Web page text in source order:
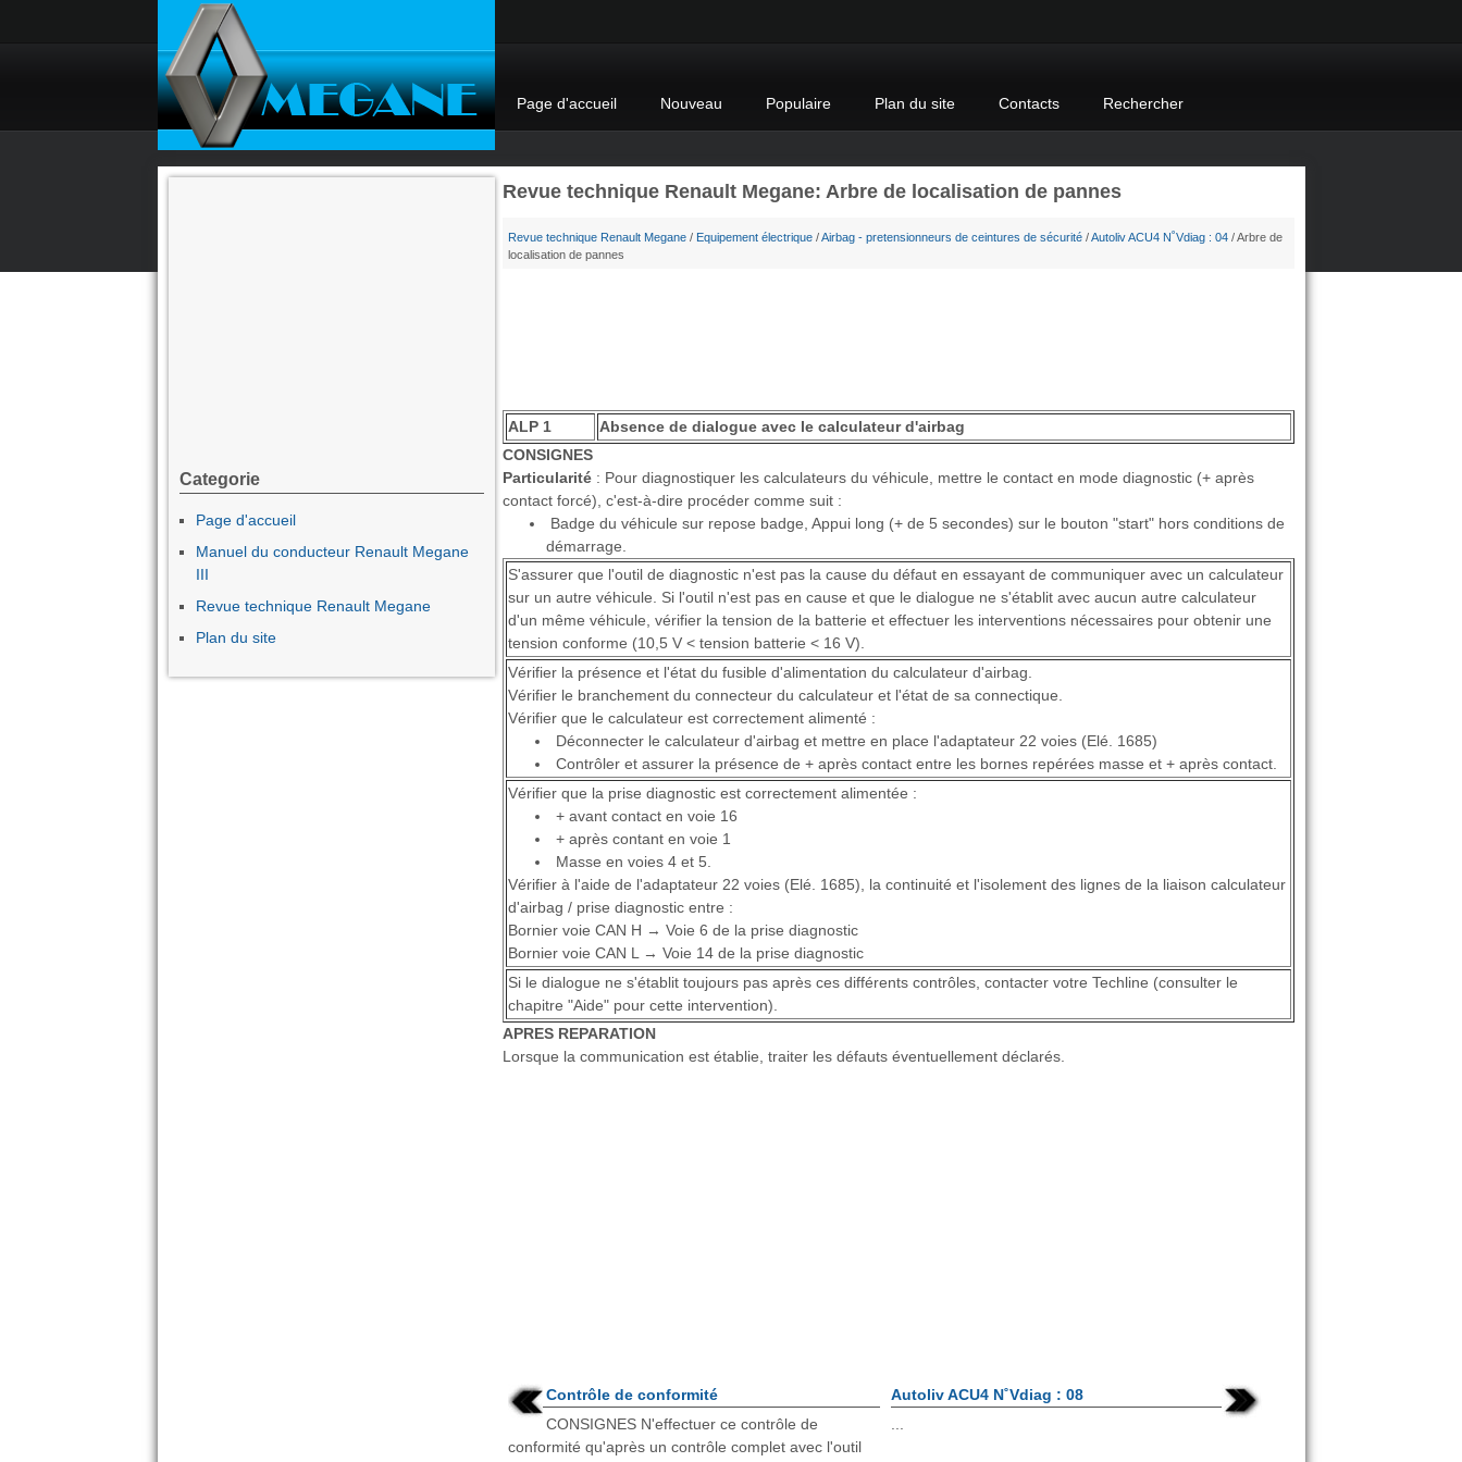
Page d'accueil Nouveau Populaire Plan du site Contacts Rechercher
Revue technique Renault Megane: Arbre de localisation de pannes
Revue technique Renault Megane/ Equipement électrique/Airbag - pretensionneurs de ceintures de sécurité/Autoliv ACU4 N˚Vdiag : 04/ Arbre de
localisation de pannes
ALP 1
Absence de dialogue avec le calculateur d'airbag
CONSIGNES
Particularité: Pour diagnostiquer les calculateurs du véhicule, mettre le contact en mode diagnostic (+ après
contact forcé), c'est-à-dire procéder comme suit :
Badge du véhicule sur repose badge, Appui long (+ de 5 secondes) sur le bouton "start" hors conditions de
démarrage.
S'assurer que l'outil de diagnostic n'est pas la cause du défaut en essayant de communiquer avec un calculateur
sur un autre véhicule. Si l'outil n'est pas en cause et que le dialogue ne s'établit avec aucun autre calculateur
d'un même véhicule, vérifier la tension de la batterie et effectuer les interventions nécessaires pour obtenir une
tension conforme (10,5 V < tension batterie < 16 V).
Vérifier la présence et l'état du fusible d'alimentation du calculateur d'airbag.
Vérifier le branchement du connecteur du calculateur et l'état de sa connectique.
Vérifier que le calculateur est correctement alimenté :
Déconnecter le calculateur d'airbag et mettre en place l'adaptateur 22 voies (Elé. 1685)
Contrôler et assurer la présence de + après contact entre les bornes repérées masse et + après contact.
Vérifier que la prise diagnostic est correctement alimentée :
+ avant contact en voie 16
+ après contant en voie 1
Masse en voies 4 et 5.
Vérifier à l'aide de l'adaptateur 22 voies (Elé. 1685), la continuité et l'isolement des lignes de la liaison calculateur
d'airbag / prise diagnostic entre :
Bornier voie CAN H → Voie 6 de la prise diagnostic
Bornier voie CAN L → Voie 14 de la prise diagnostic
Si le dialogue ne s'établit toujours pas après ces différents contrôles, contacter votre Techline (consulter le
chapitre "Aide" pour cette intervention).
APRES REPARATION
Lorsque la communication est établie, traiter les défauts éventuellement déclarés.
Contrôle de conformité
CONSIGNES N'effectuer ce contrôle de
conformité qu'après un contrôle complet avec l'outil
Autoliv ACU4 N˚Vdiag : 08
Categorie
Page d'accueil
Manuel du conducteur Renault Megane
III
Revue technique Renault Megane
Plan du site